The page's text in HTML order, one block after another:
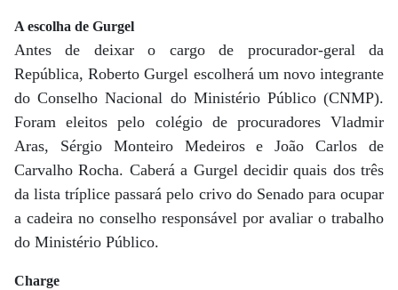
A escolha de Gurgel
Antes de deixar o cargo de procurador-geral da
República, Roberto Gurgel escolherá um novo integrante
do Conselho Nacional do Ministério Público (CNMP).
Foram eleitos pelo colégio de procuradores Vladmir
Aras, Sérgio Monteiro Medeiros e João Carlos de
Carvalho Rocha. Caberá a Gurgel decidir quais dos três
da lista tríplice passará pelo crivo do Senado para ocupar
a cadeira no conselho responsável por avaliar o trabalho
do Ministério Público.
Charge